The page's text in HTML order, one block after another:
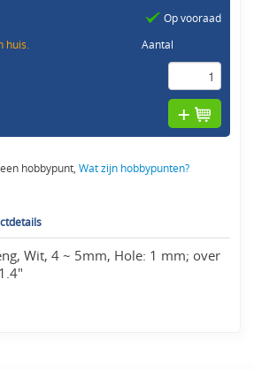
huis.
Op vooraad
Aantal
hobbypunt,Wat zijn hobbypunten?
Wit, 4 ~ 5mm, Hole: 1 mm; over